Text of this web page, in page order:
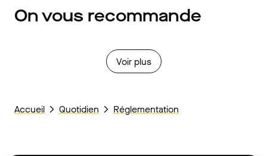
On vous recommande
Voir plus
Accueil Quotidien Réglementation